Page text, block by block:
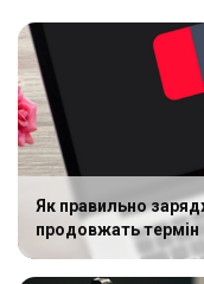
Як правильно
продовжать термін